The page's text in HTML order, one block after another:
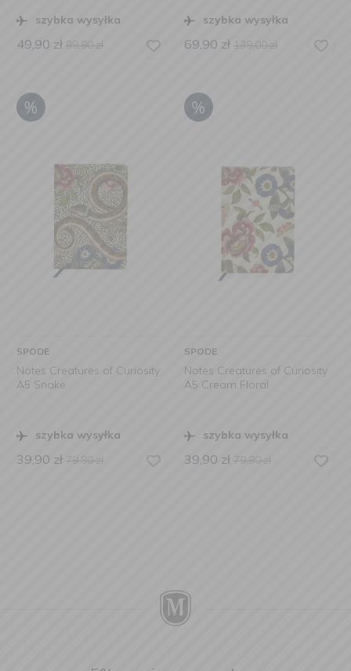
szybka wysyłka
49,90 zł 99,90zł
szybka wysyłka
69,90 zł 139,00zł
SPODE
Notes Creatures of Curiosity
A5 Snake
szybka wysyłka
39,90 zł 79,90zł
SPODE
Notes Creatures of Curiosity
A5 Cream Floral
szybka wysyłka
39,90 zł 79,90zł